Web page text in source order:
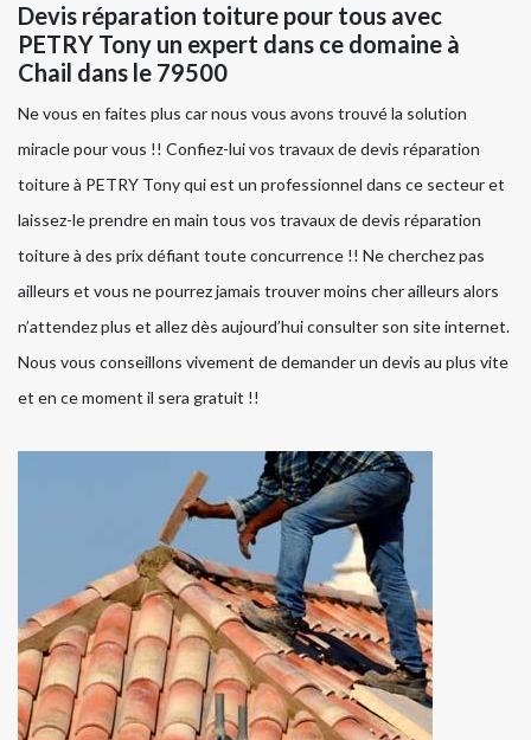
Devis réparation toiture pour tous avec
PETRY Tony un expert dans ce domaine à
Chail dans le 79500
Ne vous en faites plus car nous vous avons trouvé la solution
miracle pour vous !! Confiez-lui vos travaux de devis réparation
toiture à PETRY Tony qui est un professionnel dans ce secteur et
laissez-le prendre en main tous vos travaux de devis réparation
toiture à des prix défiant toute concurrence !! Ne cherchez pas
ailleurs et vous ne pourrez jamais trouver moins cher ailleurs alors
n’attendez plus et allez dès aujourd’hui consulter son site internet.
Nous vous conseillons vivement de demander un devis au plus vite
et en ce moment il sera gratuit !!